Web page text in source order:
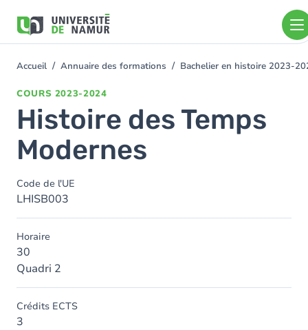
contenu
You
Accueil Annuaire des formations Bachelier en histoire 2023-
COURS 2023-2024
Histoire des Temps
Modernes
Code de l'UE
LHISB003
Horaire
30
Quadri 2
Crédits ECTS
3